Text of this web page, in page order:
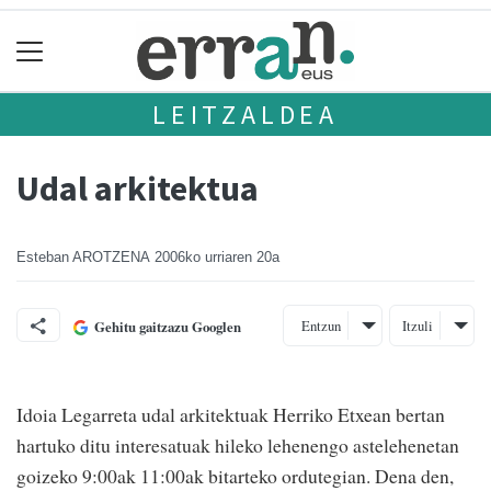
LEITZALDEA
Udal arkitektua
Esteban AROTZENA 2006ko urriaren 20a
Gehitu gaitzazu Googlen Entzun Itzuli
Idoia Legarreta udal arkitektuak Herriko Etxean bertan
hartuko ditu interesatuak hileko lehenengo astelehenetan
goizeko 9:00ak 11:00ak bitarteko ordutegian. Dena den,